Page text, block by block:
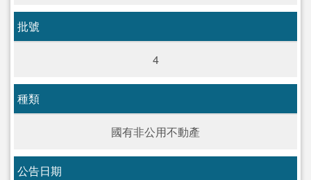
批號
4
種類
國有非公用不動產
公告日期